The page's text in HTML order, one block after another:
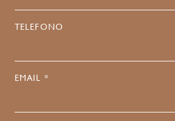
TELEFONO
EMAIL *